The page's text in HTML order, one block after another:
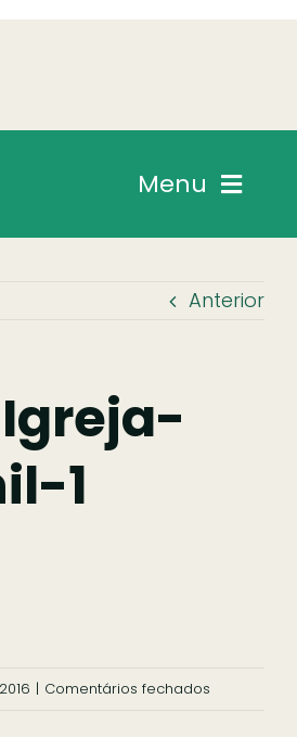
Menu
Fazer
Anterior
1
| Comentários fechados